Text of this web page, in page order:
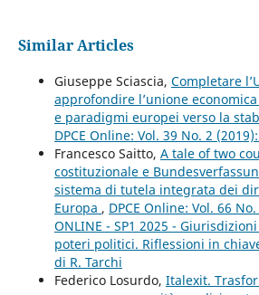
Similar Articles
Giuseppe Sciascia, Completare
approfondire l’unione
e paradigmi europei verso la
DPCE Online: Vol. 39 No. 2
Francesco Saitto, A tale of two
costituzionale e
sistema di tutela integrata dei
Europa , DPCE Online: Vol. 66 No.
ONLINE - SP1 2025 -
poteri politici. Riflessioni in
di R. Tarchi
Federico Losurdo, Italexit.